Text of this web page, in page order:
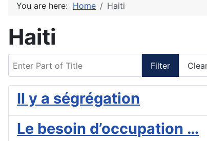
You are here: Home Haiti
Haiti
Filter
Il y a ségrégation
Le besoin d’occupation …